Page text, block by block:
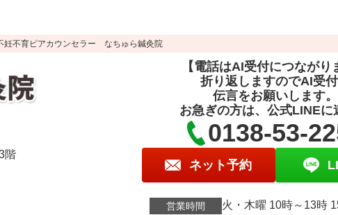
妊不育ピアカウンセラー なちゅら鍼灸院
階
【電話はAI受付につながり
折り返しますのでAI受
伝言をお願いします。
お急ぎの方は、公式LINEに
0138-53-
ネット予約
営業時間
火・木曜 10時～13時